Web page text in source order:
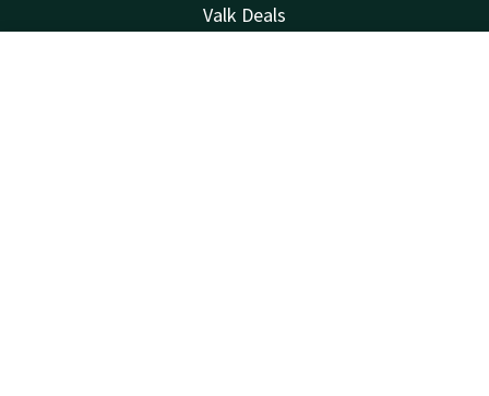
Valk Deals